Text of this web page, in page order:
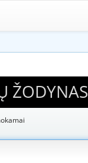
ŽODYNAS